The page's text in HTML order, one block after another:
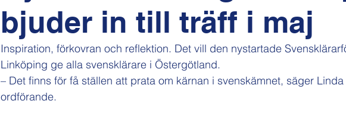
bjuder in till träff i maj
Inspiration, förkovran och reflektion. Det vill den nystartade
Linköping ge alla svensklärare i Östergötland.
– Det finns för få ställen att prata om kärnan i svenskämnet, säger
ordförande.